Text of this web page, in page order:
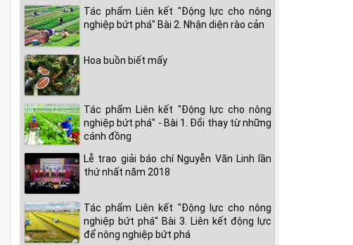
Tác phẩm Liên kết "Động lực cho nông
nghiệp bứt phá" Bài 2. Nhận diện rào cản
Hoa buồn biết mấy
Tác phẩm Liên kết "Động lực cho nông
nghiệp bứt phá" - Bài 1. Đổi thay từ những
cánh đồng
Lễ trao giải báo chí Nguyễn Văn Linh lần
thứ nhất năm 2018
Tác phẩm Liên kết "Động lực cho nông
nghiệp bứt phá" Bài 3. Liên kết động lực
để nông nghiệp bứt phá